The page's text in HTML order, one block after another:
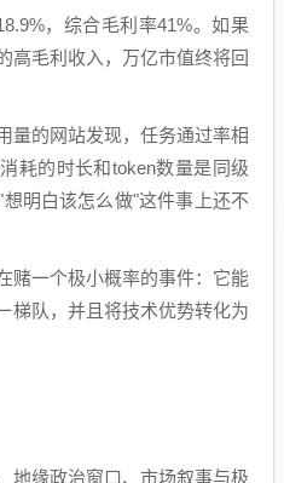
，综合毛利率41%。如果
高毛利收入，万亿市值终将回
量的网站发现，任务通过率相
耗的时长和token数量是同级
明白该怎么做"这件事上还不
赌一个极小概率的事件：它能
梯队，并且将技术优势转化为
地缘政治窗口、市场叙事与极